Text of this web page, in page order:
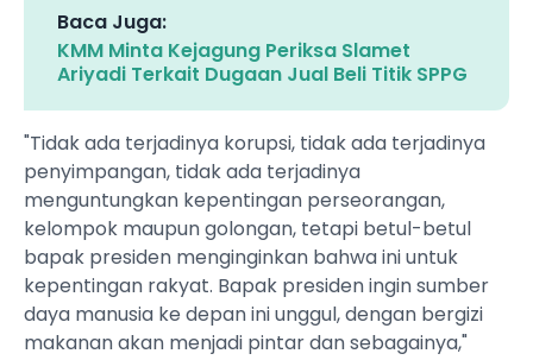
Baca Juga:
KMM Minta Kejagung Periksa Slamet
Ariyadi Terkait Dugaan Jual Beli Titik SPPG
"Tidak ada terjadinya korupsi, tidak ada terjadinya
penyimpangan, tidak ada terjadinya
menguntungkan kepentingan perseorangan,
kelompok maupun golongan, tetapi betul-betul
bapak presiden menginginkan bahwa ini untuk
kepentingan rakyat. Bapak presiden ingin sumber
daya manusia ke depan ini unggul, dengan bergizi
makanan akan menjadi pintar dan sebagainya,"